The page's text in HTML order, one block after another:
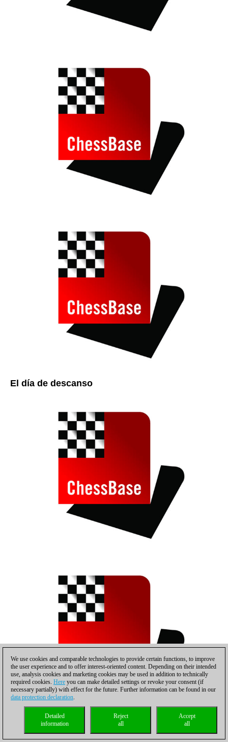
El día de descanso
We use cookies and comparable technologies to provide certain functions, to improve
the user experience and to offer interest-oriented content. Depending on their intended
use, analysis cookies and marketing cookies may be used in addition to technically
required cookies. Here you can make detailed settings or revoke your consent (if
necessary partially) with effect for the future. Further information can be found in our
data protection declaration.
Accept
all
Reject
all
Detailed
information